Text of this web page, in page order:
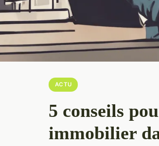
ACTU
5 conseils
immobilier